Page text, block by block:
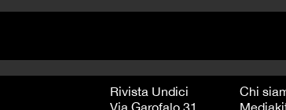
Rivista Undici
Via Garofalo 31
Chi